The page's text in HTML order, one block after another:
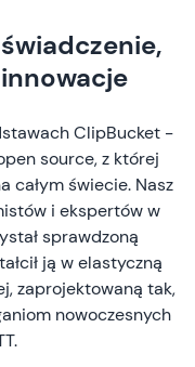
ClipBucket -
source, z której
całym świecie. Nasz
i ekspertów w
sprawdzoną
ją w elastyczną
zaprojektowaną tak,
nowoczesnych